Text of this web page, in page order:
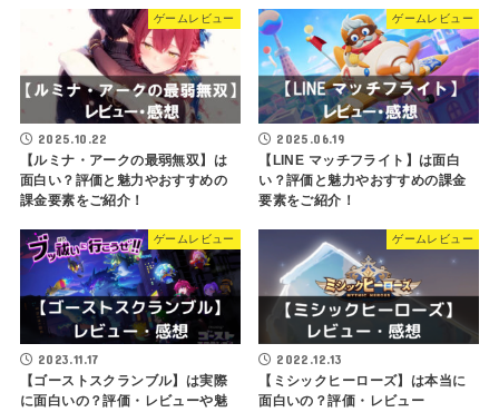
ゲームレビュー
2025.10.22
【ルミナ・アークの最弱無双】は
面白い？評価と魅力やおすすめの
課金要素をご紹介！
ゲームレビュー
2025.06.19
【LINE マッチフライト】は面白
い？評価と魅力やおすすめの課金
要素をご紹介！
ゲームレビュー
2023.11.17
【ゴーストスクランブル】は実際
に面白いの？評価・レビューや魅
ゲームレビュー
2022.12.13
【ミシックヒーローズ】は本当に
面白いの？評価・レビュー